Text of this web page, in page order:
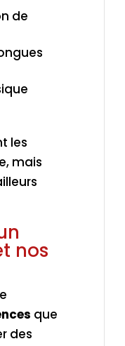
de
les
mais
nos
que
des